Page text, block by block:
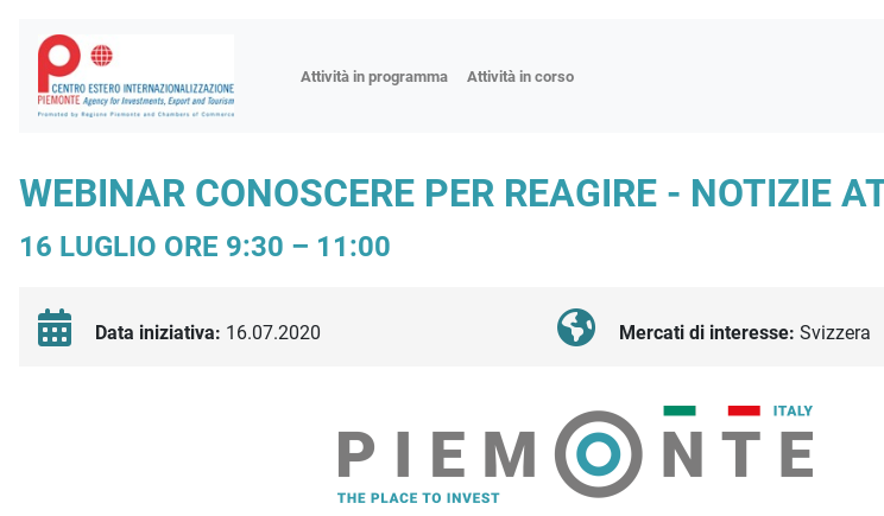
Attività in programma Attività in corso
Fiere
Workshop
Focus settoriali
WEBINAR CONOSCERE PER REAGIRE - NOTIZIE
16 LUGLIO ORE 9:30 – 11:00
Data iniziativa: 16.07.2020 Mercati di interesse: Svizzera